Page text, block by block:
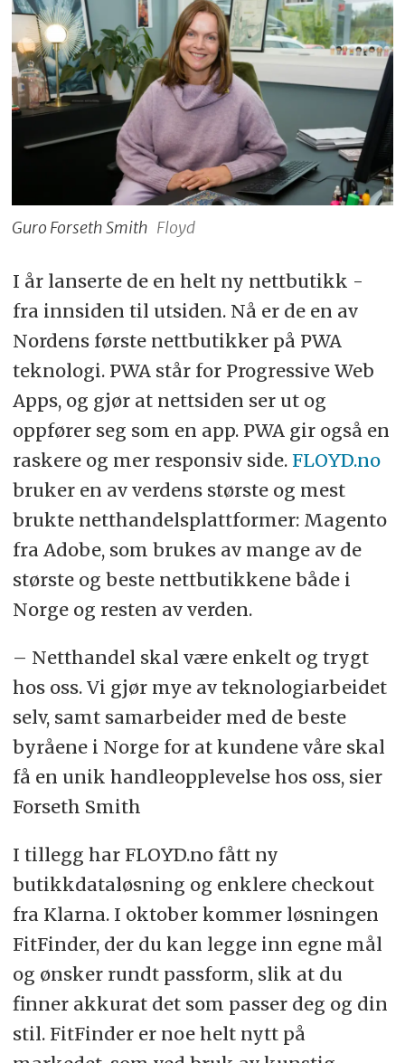
Guro Forseth Smith Floyd
I år lanserte de en helt ny nettbutikk -
fra innsiden til utsiden. Nå er de en av
Nordens første nettbutikker på PWA
teknologi. PWA står for Progressive Web
Apps, og gjør at nettsiden ser ut og
oppfører seg som en app. PWA gir også en
raskere og mer responsiv side.FLOYD.no
bruker en av verdens største og mest
brukte netthandelsplattformer: Magento
fra Adobe, som brukes av mange av de
største og beste nettbutikkene både i
Norge og resten av verden.
– Netthandel skal være enkelt og trygt
hos oss. Vi gjør mye av teknologiarbeidet
selv, samt samarbeider med de beste
byråene i Norge for at kundene våre skal
få en unik handleopplevelse hos oss, sier
Forseth Smith
I tillegg har FLOYD.no fått ny
butikkdataløsning og enklere checkout
fra Klarna. I oktober kommer løsningen
FitFinder, der du kan legge inn egne mål
og ønsker rundt passform, slik at du
finner akkurat det som passer deg og din
stil. FitFinder er noe helt nytt på